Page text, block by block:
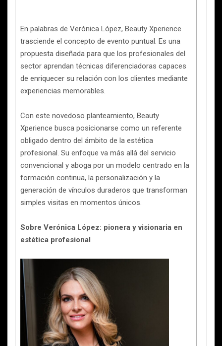
En palabras de Verónica López, Beauty Xperience
trasciende el concepto de evento puntual. Es una
propuesta diseñada para que los profesionales del
sector aprendan técnicas diferenciadoras capaces
de enriquecer su relación con los clientes mediante
experiencias memorables.
Con este novedoso planteamiento, Beauty
Xperience busca posicionarse como un referente
obligado dentro del ámbito de la estética
profesional. Su enfoque va más allá del servicio
convencional y aboga por un modelo centrado en la
formación continua, la personalización y la
generación de vínculos duraderos que transforman
simples visitas en momentos únicos.
Sobre Verónica López: pionera y visionaria en
estética profesional